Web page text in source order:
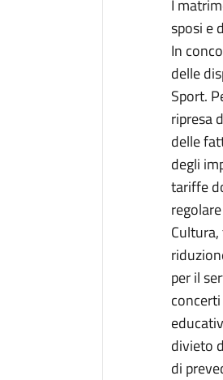
I
sposi e
In
delle
Sport.
ripresa
delle
degli
tariffe
per il
divieto
di